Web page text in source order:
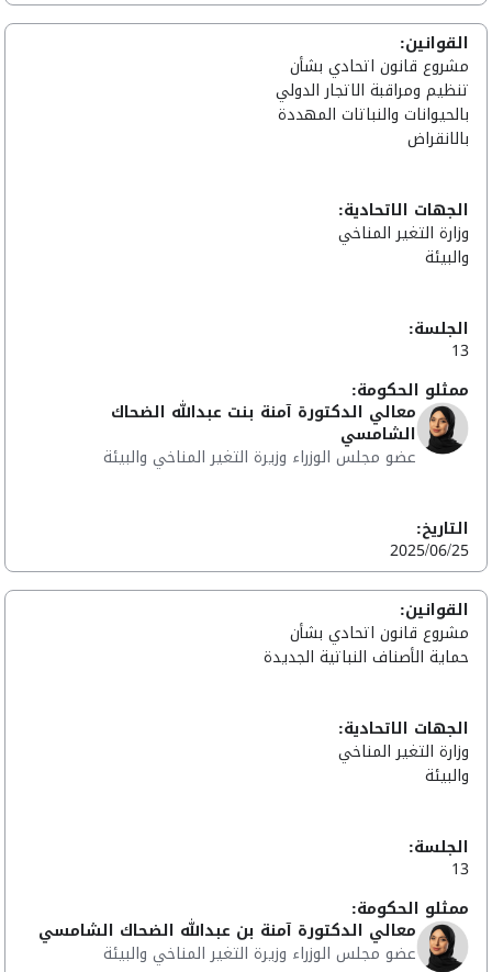
القوانين:
مشروع قانون اتحادي بشأن
تنظيم ومراقبة الاتجار الدولي
بالحيوانات والنباتات المهددة
بالانقراض
الجهات الاتحادية:
وزارة التغير المناخي
والبيئة
الجلسة:
13
ممثلو الحكومة:
معالي الدكتورة آمنة بنت عبدالله الضحاك
الشامسي
عضو مجلس الوزراء وزيرة التغير المناخي والبيئة
التاريخ:
2025/06/25
القوانين:
مشروع قانون اتحادي بشأن
حماية الأصناف النباتية الجديدة
الجهات الاتحادية:
وزارة التغير المناخي
والبيئة
الجلسة:
13
ممثلو الحكومة:
معالي الدكتورة آمنة بن عبدالله الضحاك الشامسي
عضو مجلس الوزراء وزيرة التغير المناخي والبيئة